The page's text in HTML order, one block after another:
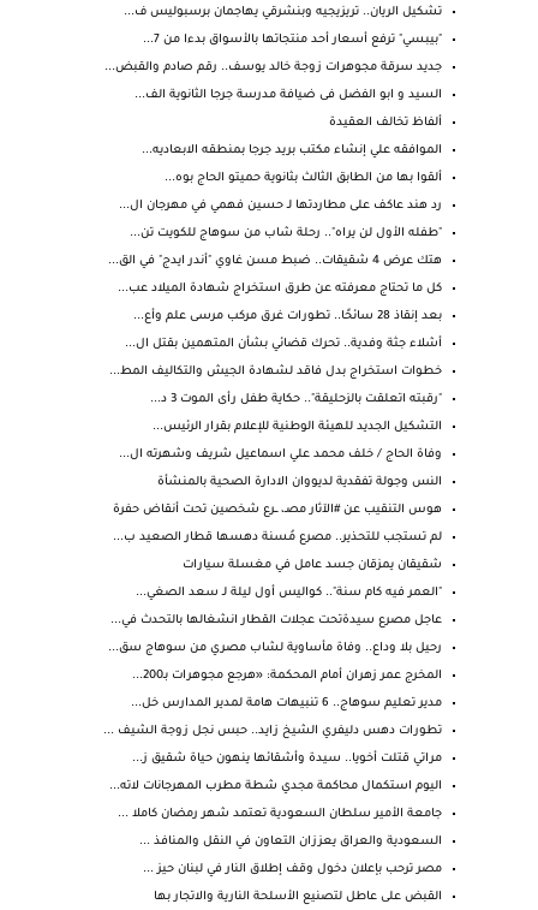
تشكيل الريان.. تريزيجيه وبنشرقي يهاجمان برسبوليس ف...
"بيبسي" ترفع أسعار أحد منتجاتها بالأسواق بدءا من 7...
جديد سرقة مجوهرات زوجة خالد يوسف.. رقم صادم والقبض...
السيد و ابو الفضل فى ضيافة مدرسة جرجا الثانوية الف...
ألفاظ تخالف العقيدة
الموافقه علي إنشاء مكتب بريد جرجا بمنطقه الابعاديه...
ألقوا بها من الطابق الثالث بثانوية حميتو الحاج بوه...
رد هند عاكف على مطاردتها لـ حسين فهمي في مهرجان ال...
"طفله الأول لن يراه".. رحلة شاب من سوهاج للكويت تن...
هتك عرض 4 شقيقات.. ضبط مسن غاوي "أندر ايدج" في الق...
كل ما تحتاج معرفته عن طرق استخراج شهادة الميلاد عب...
بعد إنقاذ 28 سائحًا.. تطورات غرق مركب مرسى علم وأع...
أشلاء جثة وفدية.. تحرك قضائي بشأن المتهمين بقتل ال...
خطوات استخراج بدل فاقد لشهادة الجيش والتكاليف المط...
"رقبته اتعلقت بالزحليقة".. حكاية طفل رأى الموت 3 د...
التشكيل الجديد للهيئة الوطنية للإعلام بقرار الرئيس...
وفاة الحاج / خلف محمد علي اسماعيل شريف وشهرته ال...
النس وجولة تفقدية لديووان الادارة الصحية بالمنشأة
هوس التنقيب عن #الآثار مصـ، ــرع شخصين تحت أنقاض حفرة
لم تستجب للتحذير.. مصرع مُسنة دهسها قطار الصعيد ب...
شقيقان يمزقان جسد عامل في مغسلة سيارات
"العمر فيه كام سنة".. كواليس أول ليلة لـ سعد الصغي...
عاجل مصرع سيدةتحت عجلات القطار انشغالها بالتحدث في...
رحيل بلا وداع.. وفاة مأساوية لشاب مصري من سوهاج سق...
المخرج عمر زهران أمام المحكمة: «هرجع مجوهرات بـ200...
مدير تعليم سوهاج.. 6 تنبيهات هامة لمدير المدارس خل...
تطورات دهس دليفري الشيخ زايد.. حبس نجل زوجة الشيف ...
مراتي قتلت أخويا.. سيدة وأشقائها ينهون حياة شقيق ز...
اليوم استكمال محاكمة مجدي شطة مطرب المهرجانات لاته...
جامعة الأمير سلطان السعودية تعتمد شهر رمضان كاملا ...
السعودية والعراق يعززان التعاون في النقل والمنافذ ...
مصر ترحب بإعلان دخول وقف إطلاق النار في لبنان حيز ...
القبض على عاطل لتصنيع الأسلحة النارية والاتجار بها